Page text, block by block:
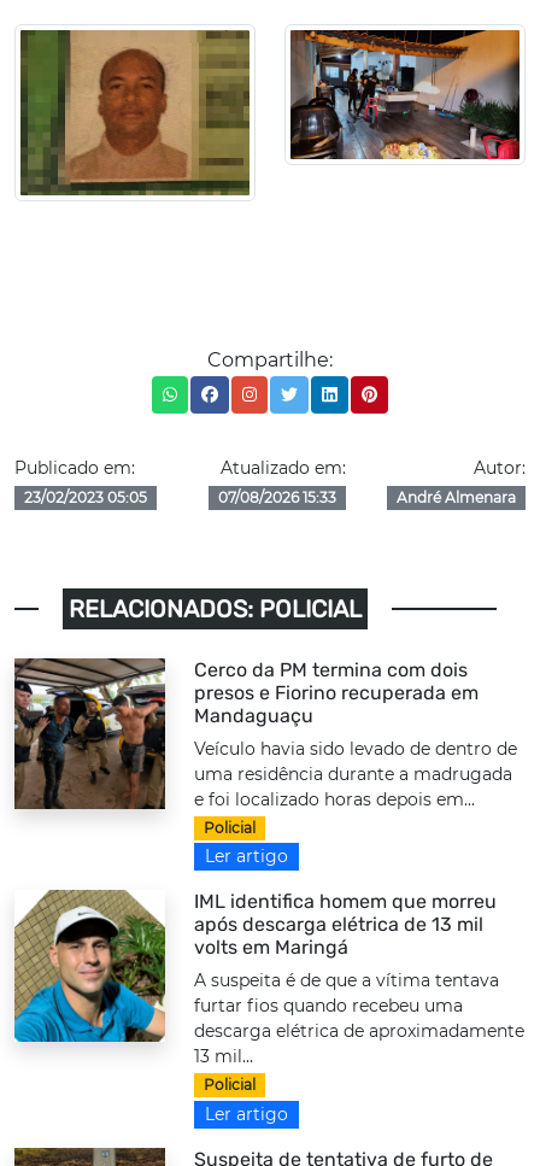
Compartilhe:
Publicado em:
23/02/2023 05:05
Atualizado em:
07/08/2026 15:33
Autor:
André Almenara
RELACIONADOS: POLICIAL
Cerco da PM termina com dois
presos e Fiorino recuperada em
Mandaguaçu
Veículo havia sido levado de dentro de
uma residência durante a madrugada
e foi localizado horas depois em...
Policial
Ler artigo
IML identifica homem que morreu
após descarga elétrica de 13 mil
volts em Maringá
A suspeita é de que a vítima tentava
furtar fios quando recebeu uma
descarga elétrica de aproximadamente
13 mil...
Policial
Ler artigo
Suspeita de tentativa de furto de